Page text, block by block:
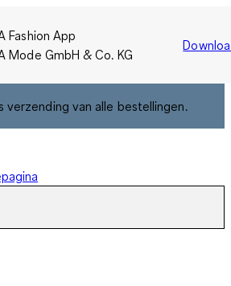
Fashion App
Mode GmbH & Co. KG
verzending van alle bestellingen.